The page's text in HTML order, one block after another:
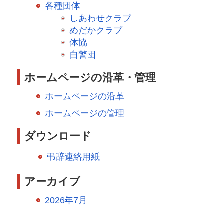
各種団体
しあわせクラブ
めだかクラブ
体協
自警団
ホームページの沿革・管理
ホームページの沿革
ホームページの管理
ダウンロード
弔辞連絡用紙
アーカイブ
2026年7月